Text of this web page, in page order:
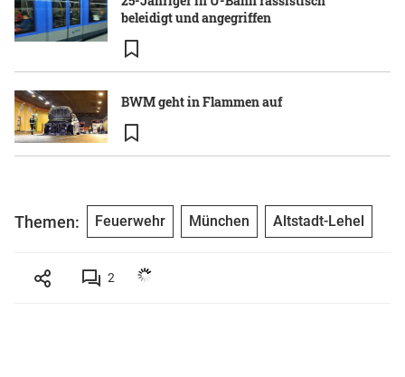
beleidigt und angegriffen
BWM geht in Flammen auf
Themen: Feuerwehr München Altstadt-Lehel
2